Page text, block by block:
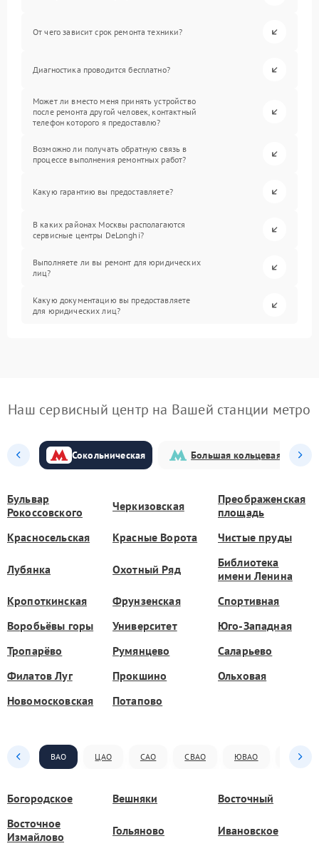
От чего зависит срок ремонта техники?
Диагностика проводится бесплатно?
Может ли вместо меня принять устройство
после ремонта другой человек, контактный
телефон которого я предоставлю?
Возможно ли получать обратную связь в
процессе выполнения ремонтных работ?
Какую гарантию вы предоставляете?
В каких районах Москвы располагаются
сервисные центры DeLonghi?
Выполняете ли вы ремонт для юридических
лиц?
Какую документацию вы предоставляете
для юридических лиц?
Наш сервисный центр на Вашей станции метро
Сокольническая Большая кольцевая
Бульвар
Рокоссовского
Черкизовская
Преображенская
площадь
Красносельская
Красные Ворота Чистые пруды
Лубянка Охотный Ряд
Библиотека
имени Ленина
Кропоткинская
Фрунзенская
Спортивная
Воробьёвы горы
Университет
Юго-Западная
Тропарёво
Румянцево
Саларьево
Филатов Луг
Прокшино
Ольховая
Новомосковская
Потапово
ВАО ЦАО САО СВАО ЮВАО ЮАО
Богородское Вешняки
Восточный
Восточное
Измайлово
Гольяново Ивановское